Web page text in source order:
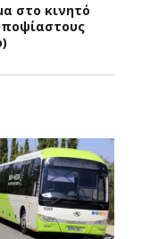
στο κινητό